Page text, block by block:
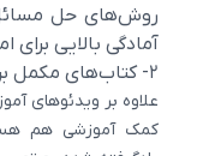
روش‌های حل
آمادگی بالایی برای
۲- کتاب‌های مکمل برای تمرین و تسلط
علاوه بر ویدئوهای
کمک آموزشی هم